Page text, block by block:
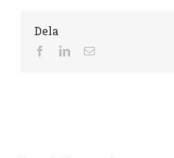
Dela
FacebookLinkedIn
E-